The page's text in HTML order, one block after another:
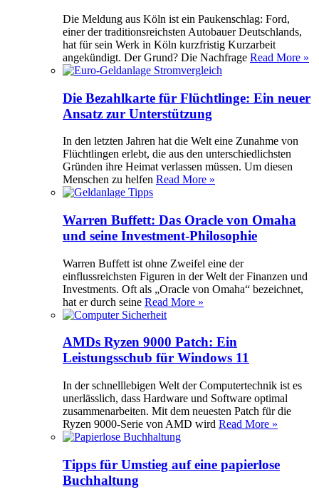
Die Meldung aus Köln ist ein Paukenschlag: Ford,
einer der traditionsreichsten Autobauer Deutschlands,
hat für sein Werk in Köln kurzfristig Kurzarbeit
angekündigt. Der Grund? Die Nachfrage Read More »
Die Bezahlkarte für Flüchtlinge: Ein neuer
Ansatz zur Unterstützung
In den letzten Jahren hat die Welt eine Zunahme von
Flüchtlingen erlebt, die aus den unterschiedlichsten
Gründen ihre Heimat verlassen müssen. Um diesen
Menschen zu helfen Read More »
Warren Buffett: Das Oracle von Omaha
und seine Investment-Philosophie
Warren Buffett ist ohne Zweifel eine der
einflussreichsten Figuren in der Welt der Finanzen und
Investments. Oft als „Oracle von Omaha“ bezeichnet,
hat er durch seine Read More »
AMDs Ryzen 9000 Patch: Ein
Leistungsschub für Windows 11
In der schnelllebigen Welt der Computertechnik ist es
unerlässlich, dass Hardware und Software optimal
zusammenarbeiten. Mit dem neuesten Patch für die
Ryzen 9000-Serie von AMD wird Read More »
Tipps für Umstieg auf eine papierlose
Buchhaltung